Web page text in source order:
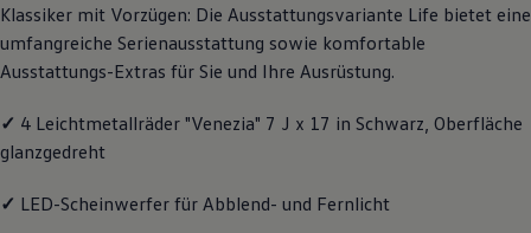
Updates für Software, Karten und Radio
Über Ihr Auto
Vorgängermodelle
Warn- und Kontrollleuchten
Live Beratung
Magazin
Klassiker mit Vorzügen: Die Ausstattungsvariante Life bietet eine
umfangreiche Serienausstattung sowie komfortable
Ausstattungs-Extras für Sie und Ihre Ausrüstung.
✓ 4 Leichtmetallräder "Venezia" 7 J x 17 in Schwarz, Oberfläche
glanzgedreht
✓ LED-Scheinwerfer für Abblend- und Fernlicht